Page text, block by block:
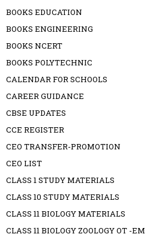
BOOKS EDUCATION
BOOKS ENGINEERING
BOOKS NCERT
BOOKS POLYTECHNIC
CALENDAR FOR SCHOOLS
CAREER GUIDANCE
CBSE UPDATES
CCE REGISTER
CEO TRANSFER-PROMOTION
CEO LIST
CLASS 1 STUDY MATERIALS
CLASS 10 STUDY MATERIALS
CLASS 11 BIOLOGY MATERIALS
CLASS 11 BIOLOGY ZOOLOGY OT -EM